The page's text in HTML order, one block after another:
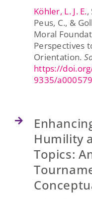
Köhler, L. J. E.,
Peus, C., &
Moral
Perspectives
Orientation.
https://
9335/a000579
Humility
Topics: